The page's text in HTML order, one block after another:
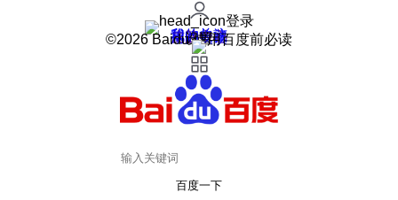
登录
我的关注
我的收藏
皮肤中心
用户反馈
设置
©2026 Baidu 使用百度前必读
百度一下